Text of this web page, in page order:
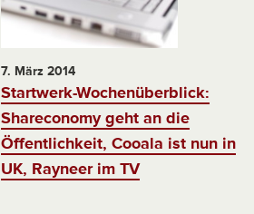
7. März 2014
Startwerk-Wochenüberblick:
Shareconomy geht an die
Öffentlichkeit, Cooala ist nun in
UK, Rayneer im TV